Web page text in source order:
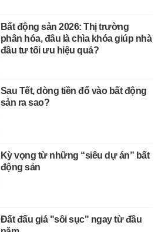
Bất động sản 2026: Thị trường
phân hóa, đâu là chìa khóa giúp nhà
đầu tư tối ưu hiệu quả?
Sau Tết, dòng tiền đổ vào bất động
sản ra sao?
Kỳ vọng từ những “siêu dự án” bất
động sản
Đất đấu giá "sôi sục" ngay từ đầu